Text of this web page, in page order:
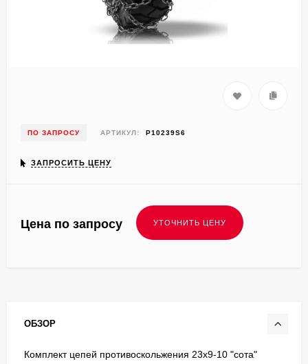
ПО ЗАПРОСУ АРТИКУЛ: P10239S6
ЗАПРОСИТЬ ЦЕНУ
Цена по запросу
ОБЗОР
Комплект цепей противоскольжения 23x9-10 "сота"